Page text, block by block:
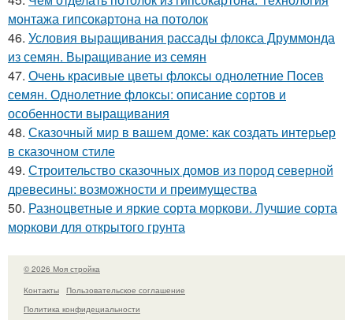
монтажа гипсокартона на потолок
46. Условия выращивания рассады флокса Друммонда
из семян. Выращивание из семян
47. Очень красивые цветы флоксы однолетние Посев
семян. Однолетние флоксы: описание сортов и
особенности выращивания
48. Сказочный мир в вашем доме: как создать интерьер
в сказочном стиле
49. Строительство сказочных домов из пород северной
древесины: возможности и преимущества
50. Разноцветные и яркие сорта моркови. Лучшие сорта
моркови для открытого грунта
© 2026 Моя стройка
Контакты
Пользовательское соглашение
Политика конфидециальности